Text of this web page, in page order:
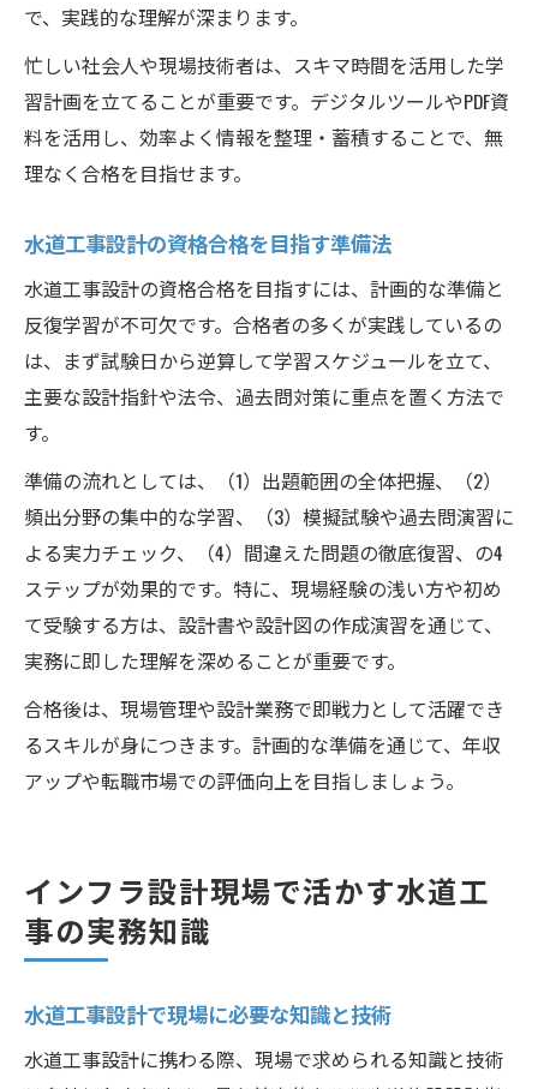
で、実践的な理解が深まります。
忙しい社会人や現場技術者は、スキマ時間を活用した学
習計画を立てることが重要です。デジタルツールやPDF資
料を活用し、効率よく情報を整理・蓄積することで、無
理なく合格を目指せます。
水道工事設計の資格合格を目指す準備法
水道工事設計の資格合格を目指すには、計画的な準備と
反復学習が不可欠です。合格者の多くが実践しているの
は、まず試験日から逆算して学習スケジュールを立て、
主要な設計指針や法令、過去問対策に重点を置く方法で
す。
準備の流れとしては、（1）出題範囲の全体把握、（2）
頻出分野の集中的な学習、（3）模擬試験や過去問演習に
よる実力チェック、（4）間違えた問題の徹底復習、の4
ステップが効果的です。特に、現場経験の浅い方や初め
て受験する方は、設計書や設計図の作成演習を通じて、
実務に即した理解を深めることが重要です。
合格後は、現場管理や設計業務で即戦力として活躍でき
るスキルが身につきます。計画的な準備を通じて、年収
アップや転職市場での評価向上を目指しましょう。
インフラ設計現場で活かす水道工
事の実務知識
水道工事設計で現場に必要な知識と技術
水道工事設計に携わる際、現場で求められる知識と技術